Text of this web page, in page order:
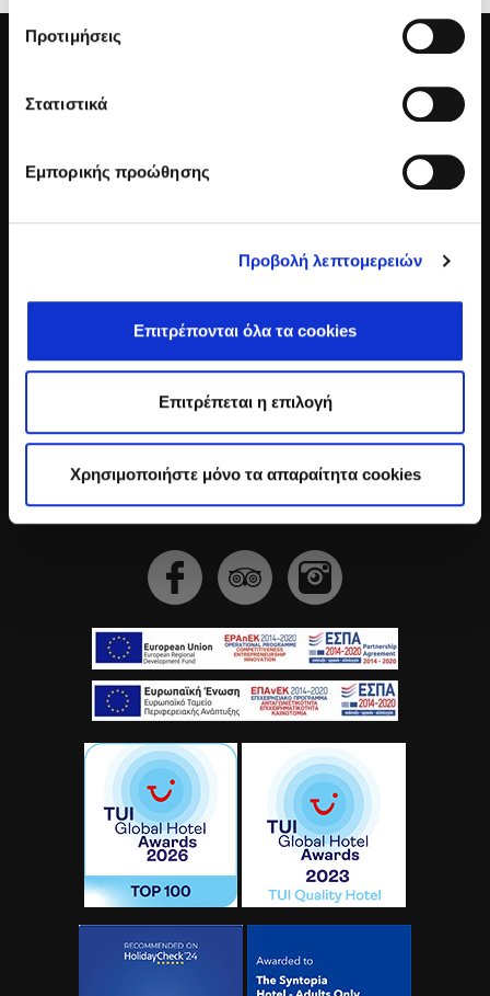
Προτιμήσεις
Στατιστικά
Εμπορικής προώθησης
Προβολή λεπτομερειών
Επιτρέπονται όλα τα cookies
Επιτρέπεται η επιλογή
Χρησιμοποιήστε μόνο τα απαραίτητα cookies
The Syntopia
+3028310 71471
Email:info@thesyntopiahotel.gr
ΓΕΜΗ: 122177350000